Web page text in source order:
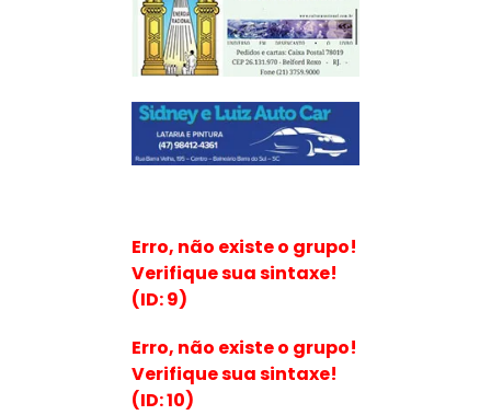
Erro, não existe o grupo!
Verifique sua sintaxe!
(ID: 9)
Erro, não existe o grupo!
Verifique sua sintaxe!
(ID: 10)